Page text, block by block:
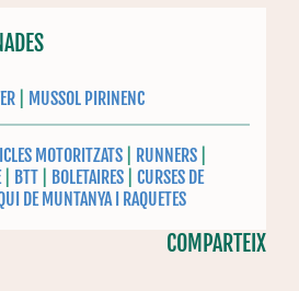
| MUSSOL PIRINENC
MOTORITZATS RUNNERS
| BTT BOLETAIRES |CURSES DE
DE MUNTANYA I RAQUETES
COMPARTEIX